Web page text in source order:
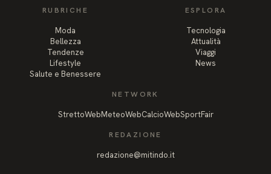
RUBRICHE
Moda
Bellezza
Tendenze
Lifestyle
Salute e Benessere
ESPLORA
Tecnologia
Attualità
Viaggi
News
NETWORK
StrettoWebMeteoWebCalcioWebSportFair
REDAZIONE
redazione@mitindo.it